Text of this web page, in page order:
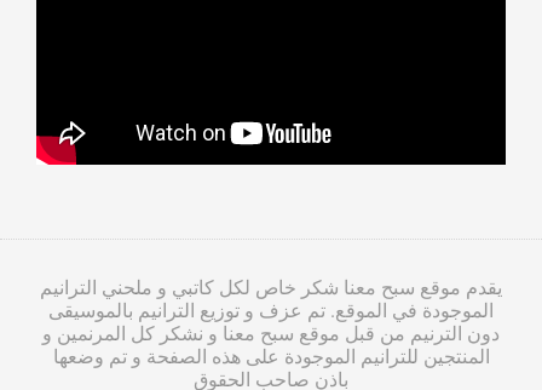
يقدم موقع سبح معنا شكر خاص لكل كاتبي و ملحني الترانيم
الموجودة في الموقع. تم عزف و توزيع الترانيم بالموسيقى
دون الترنيم من قبل موقع سبح معنا و نشكر كل المرنمين و
المنتجين للترانيم الموجودة على هذه الصفحة و تم وضعها
باذن صاحب الحقوق